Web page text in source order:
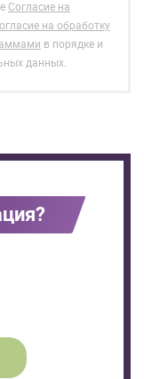
Согласие на
на обработку
в порядке и
данных.